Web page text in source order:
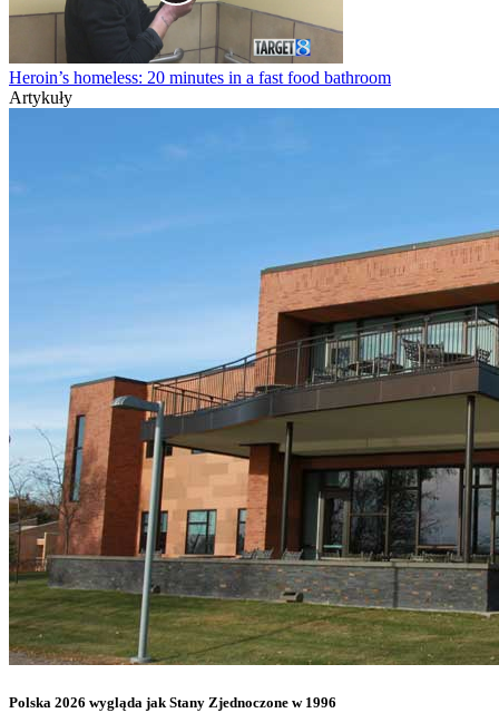
Heroin’s homeless: 20 minutes in a fast food bathroom
Artykuły
Polska 2026 wygląda jak Stany Zjednoczone w 1996